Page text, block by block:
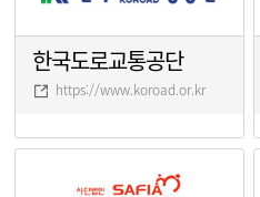
한국도로교통공단
https://www.koroad.or.kr